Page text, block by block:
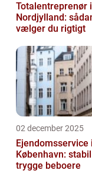
Totalentreprenør i
Nordjylland:
vælger du rigtigt
02 december 2025
Ejendomsservice i
København:
trygge beboere